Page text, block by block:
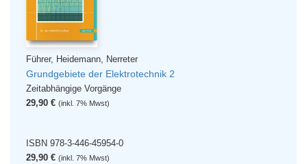
Führer, Heidemann, Nerreter
Grundgebiete der Elektrotechnik 2
Zeitabhängige Vorgänge
29,90 € (inkl. 7% Mwst)
ISBN 978-3-446-45954-0
29,90 € (inkl. 7% Mwst)